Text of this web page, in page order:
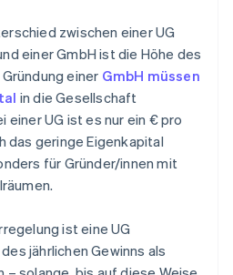
zwischen einer UG
einer GmbH ist die Höhe des
einer GmbH müssen
in die Gesellschaft
einer UG ist es nur ein € pro
das geringe Eigenkapital
für Gründer/innen mit
ist eine UG
jährlichen Gewinns als